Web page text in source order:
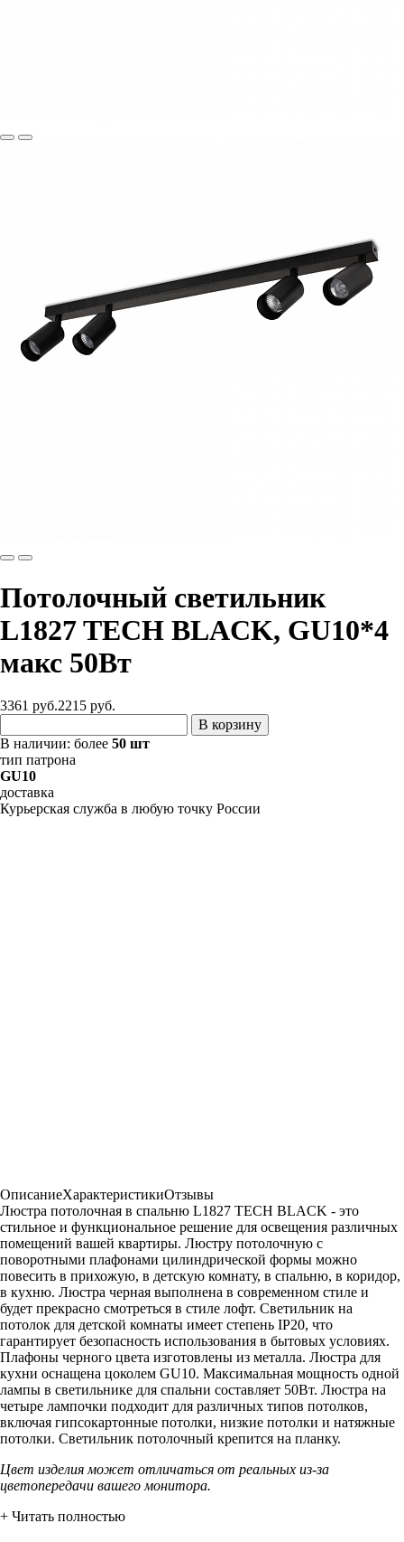
Потолочный светильник
L1827 TECH BLACK, GU10*4
макс 50Вт
3361 руб.2215 руб.
В корзину
В наличии: более 50 шт
тип патрона
GU10
доставка
Курьерская служба в любую точку России
ОписаниеХарактеристикиОтзывы
Люстра потолочная в спальню L1827 TECH BLACK - это
стильное и функциональное решение для освещения различных
помещений вашей квартиры. Люстру потолочную с
поворотными плафонами цилиндрической формы можно
повесить в прихожую, в детскую комнату, в спальню, в коридор,
в кухню. Люстра черная выполнена в современном стиле и
будет прекрасно смотреться в стиле лофт. Светильник на
потолок для детской комнаты имеет степень IP20, что
гарантирует безопасность использования в бытовых условиях.
Плафоны черного цвета изготовлены из металла. Люстра для
кухни оснащена цоколем GU10. Максимальная мощность одной
лампы в светильнике для спальни составляет 50Вт. Люстра на
четыре лампочки подходит для различных типов потолков,
включая гипсокартонные потолки, низкие потолки и натяжные
потолки. Светильник потолочный крепится на планку.
Цвет изделия может отличаться от реальных из-за
цветопередачи вашего монитора.
+ Читать полностью